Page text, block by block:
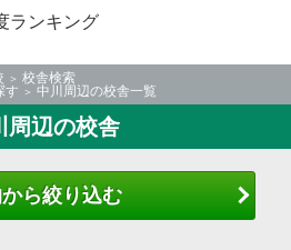
ランキング
校舎検索
す
中川周辺の校舎一覧
周辺の校舎
から絞り込む